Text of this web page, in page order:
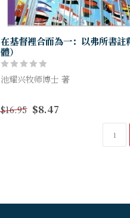
在基督裡合而為一：以弗所書註
體）
池耀兴牧师博士 著
合而为一的心！这本书的重要功用
$16.95 $8.47